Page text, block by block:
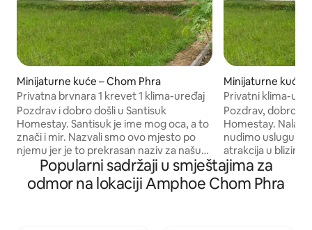
Minijaturne kuće – Chom Phra
Privatna brvnara 1 krevet 1 klima-uređaj
Pozdrav i dobro došli u Santisuk
Homestay. Santisuk je ime mog oca, a to
znači i mir. Nazvali smo ovo mjesto po
njemu jer je to prekrasan naziv za našu
mirnu nekretninu. Ovaj korisnički račun
vodi njihova kći koja govori engleski vrlo
dobro i živi u Bangkoku. Moji roditelji žive
Minijaturne kuće
Privatni klima-
seoskoj
Pozdrav, dobro
Homestay. Nalazi se u prirodi. Također
nudimo uslugu
atrakcija u blizini
obratite za više
žive u objektu i
goste. Na
Popularni sadržaji u smještajima za
odmor na lokaciji Amphoe Chom Phra